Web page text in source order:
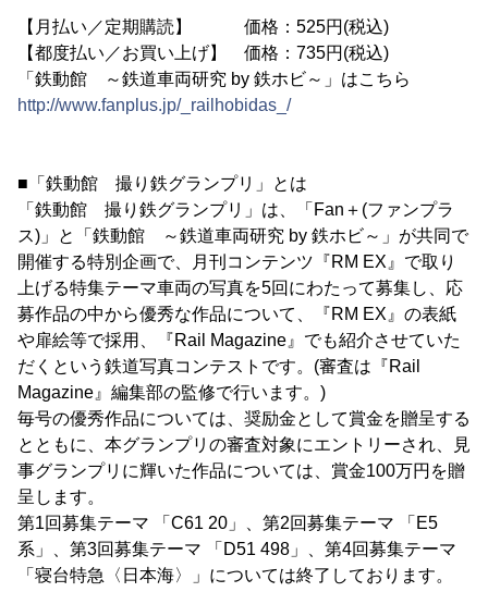
【月払い／定期購読】 価格：525円(税込)
【都度払い／お買い上げ】 価格：735円(税込)
「鉄動館 ～鉄道車両研究 by 鉄ホビ～」はこちら
http://www.fanplus.jp/_railhobidas_/
■「鉄動館 撮り鉄グランプリ」とは
「鉄動館 撮り鉄グランプリ」は、「Fan＋(ファンプラ
ス)」と「鉄動館 ～鉄道車両研究 by 鉄ホビ～」が共同で
開催する特別企画で、月刊コンテンツ『RM EX』で取り
上げる特集テーマ車両の写真を5回にわたって募集し、応
募作品の中から優秀な作品について、『RM EX』の表紙
や扉絵等で採用、『Rail Magazine』でも紹介させていた
だくという鉄道写真コンテストです。(審査は『Rail
Magazine』編集部の監修で行います。)
毎号の優秀作品については、奨励金として賞金を贈呈する
とともに、本グランプリの審査対象にエントリーされ、見
事グランプリに輝いた作品については、賞金100万円を贈
呈します。
第1回募集テーマ 「C61 20」、第2回募集テーマ 「E5
系」、第3回募集テーマ 「D51 498」、第4回募集テーマ
「寝台特急〈日本海〉」については終了しております。